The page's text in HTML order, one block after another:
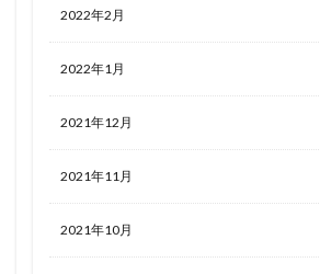
2022年2月
2022年1月
2021年12月
2021年11月
2021年10月